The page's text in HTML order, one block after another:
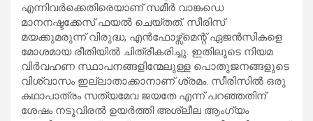
എന്നിവര്‍ക്കെതിരെയാണ് സമീര്‍ വാങ്കഡെ
മാനനഷ്ടക്കേസ് ഫയല്‍ ചെയ്തത്. സീരിസ്
മയക്കുമരുന്ന് വിരുദ്ധ, എന്‍ഫോഴ്സ്മെന്റ് ഏജന്‍സികളെ
മോശമായ രീതിയില്‍ ചിത്രീകരിച്ചു. ഇതിലൂടെ നിയമ
വിര്‍വഹണ സ്ഥാപനങ്ങളിന്മേലുള്ള പൊതുജനങ്ങളുടെ
വിശ്വാസം ഇല്ലാതാക്കാനാണ് ശ്രമം. സീരിസില്‍ ഒരു
കഥാപാത്രം സത്യമേവ ജയതേ എന്ന് പറഞ്ഞതിന്
ശേഷം നടുവിരല്‍ ഉയര്‍ത്തി അശ്ലീല ആംഗ്യം